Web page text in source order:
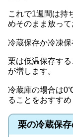
これで1週間は持
めそのまま放って
冷蔵保存か冷凍保
栗は低温保存す
が増します。
冷蔵庫の場合は
ることをおすすめ
栗の冷蔵保